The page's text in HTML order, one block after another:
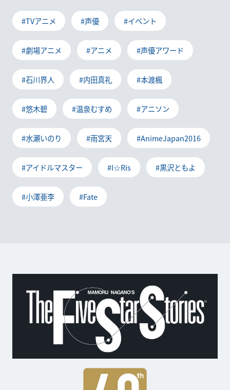
#TVアニメ #声優 #イベント
#劇場アニメ #アニメ #声優アワード
#石川界人 #内田真礼 #本渡楓
#悠木碧 #温泉むすめ #アニソン
#水瀬いのり #雨宮天 #AnimeJapan2016
#アイドルマスター #I☆Ris #黒沢ともよ
#小澤亜李 #Fate